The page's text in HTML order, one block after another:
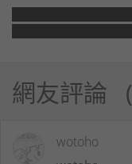
網友評論
wotoho